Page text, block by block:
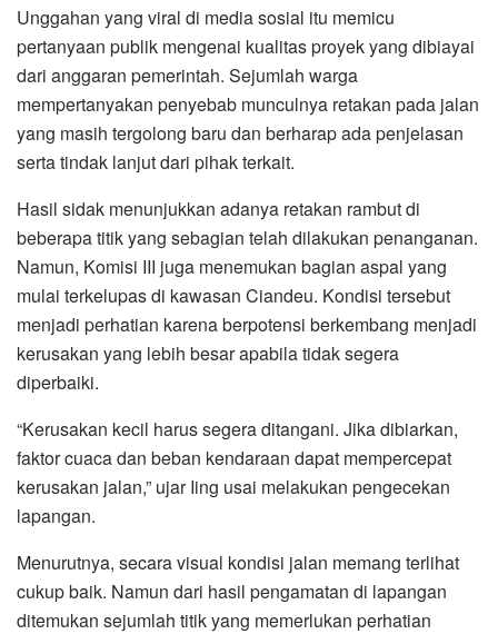
Unggahan yang viral di media sosial itu memicu
pertanyaan publik mengenai kualitas proyek yang dibiayai
dari anggaran pemerintah. Sejumlah warga
mempertanyakan penyebab munculnya retakan pada jalan
yang masih tergolong baru dan berharap ada penjelasan
serta tindak lanjut dari pihak terkait.
Hasil sidak menunjukkan adanya retakan rambut di
beberapa titik yang sebagian telah dilakukan penanganan.
Namun, Komisi III juga menemukan bagian aspal yang
mulai terkelupas di kawasan Ciandeu. Kondisi tersebut
menjadi perhatian karena berpotensi berkembang menjadi
kerusakan yang lebih besar apabila tidak segera
diperbaiki.
“Kerusakan kecil harus segera ditangani. Jika dibiarkan,
faktor cuaca dan beban kendaraan dapat mempercepat
kerusakan jalan,” ujar Iing usai melakukan pengecekan
lapangan.
Menurutnya, secara visual kondisi jalan memang terlihat
cukup baik. Namun dari hasil pengamatan di lapangan
ditemukan sejumlah titik yang memerlukan perhatian